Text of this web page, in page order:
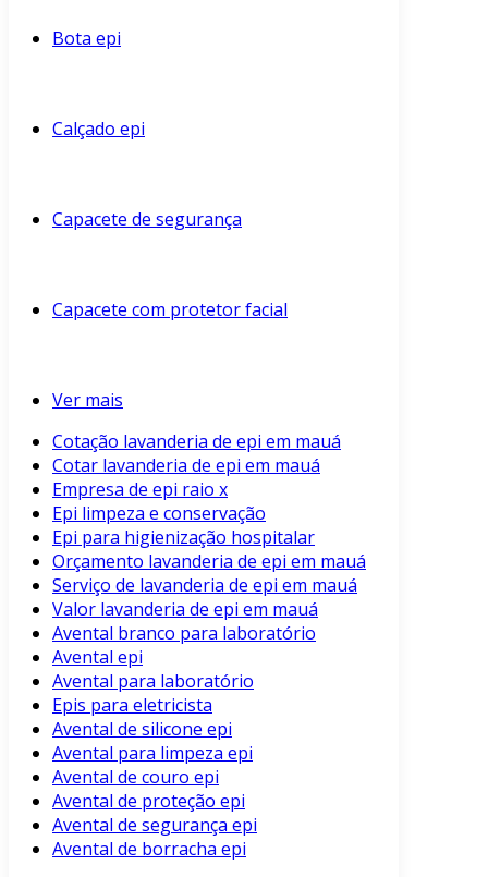
Bota epi
Calçado epi
Capacete de segurança
Capacete com protetor facial
Ver mais
Cotação lavanderia de epi em mauá
Cotar lavanderia de epi em mauá
Empresa de epi raio x
Epi limpeza e conservação
Epi para higienização hospitalar
Orçamento lavanderia de epi em mauá
Serviço de lavanderia de epi em mauá
Valor lavanderia de epi em mauá
Avental branco para laboratório
Avental epi
Avental para laboratório
Epis para eletricista
Avental de silicone epi
Avental para limpeza epi
Avental de couro epi
Avental de proteção epi
Avental de segurança epi
Avental de borracha epi